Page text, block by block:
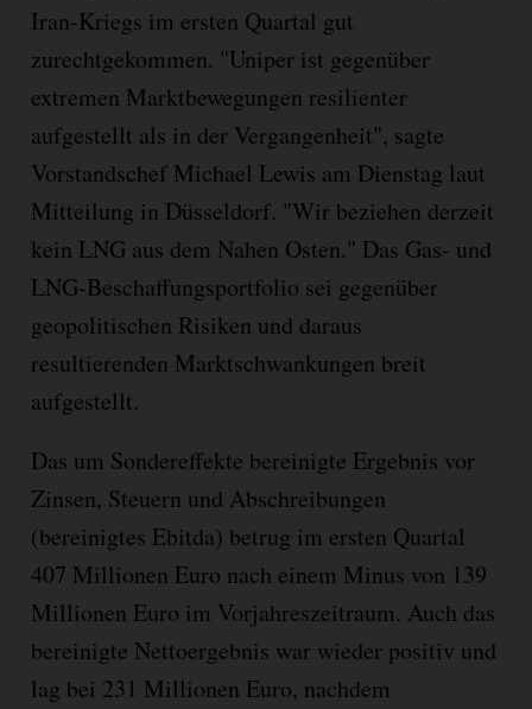
Iran-Kriegs im ersten Quartal gut
zurechtgekommen. "Uniper ist gegenüber
extremen Marktbewegungen resilienter
aufgestellt als in der Vergangenheit", sagte
Vorstandschef Michael Lewis am Dienstag laut
Mitteilung in Düsseldorf. "Wir beziehen derzeit
kein LNG aus dem Nahen Osten." Das Gas- und
LNG-Beschaffungsportfolio sei gegenüber
geopolitischen Risiken und daraus
resultierenden Marktschwankungen breit
aufgestellt.
Das um Sondereffekte bereinigte Ergebnis vor
Zinsen, Steuern und Abschreibungen
(bereinigtes Ebitda) betrug im ersten Quartal
407 Millionen Euro nach einem Minus von 139
Millionen Euro im Vorjahreszeitraum. Auch das
bereinigte Nettoergebnis war wieder positiv und
lag bei 231 Millionen Euro, nachdem